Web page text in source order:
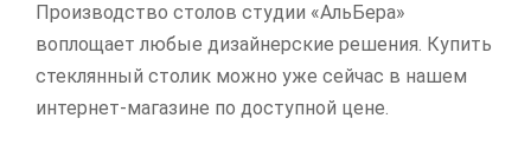
Производство столов студии «АльБера»
воплощает любые дизайнерские решения. Купить
стеклянный столик можно уже сейчас в нашем
интернет-магазине по доступной цене.